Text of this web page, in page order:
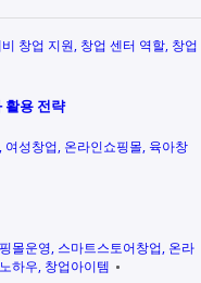
창업 지원 창업 센터 역할 창업
활용 전략
여성창업 온라인쇼핑몰 육아창
몰운영 스마트스토어창업 온라
하우 창업아이템